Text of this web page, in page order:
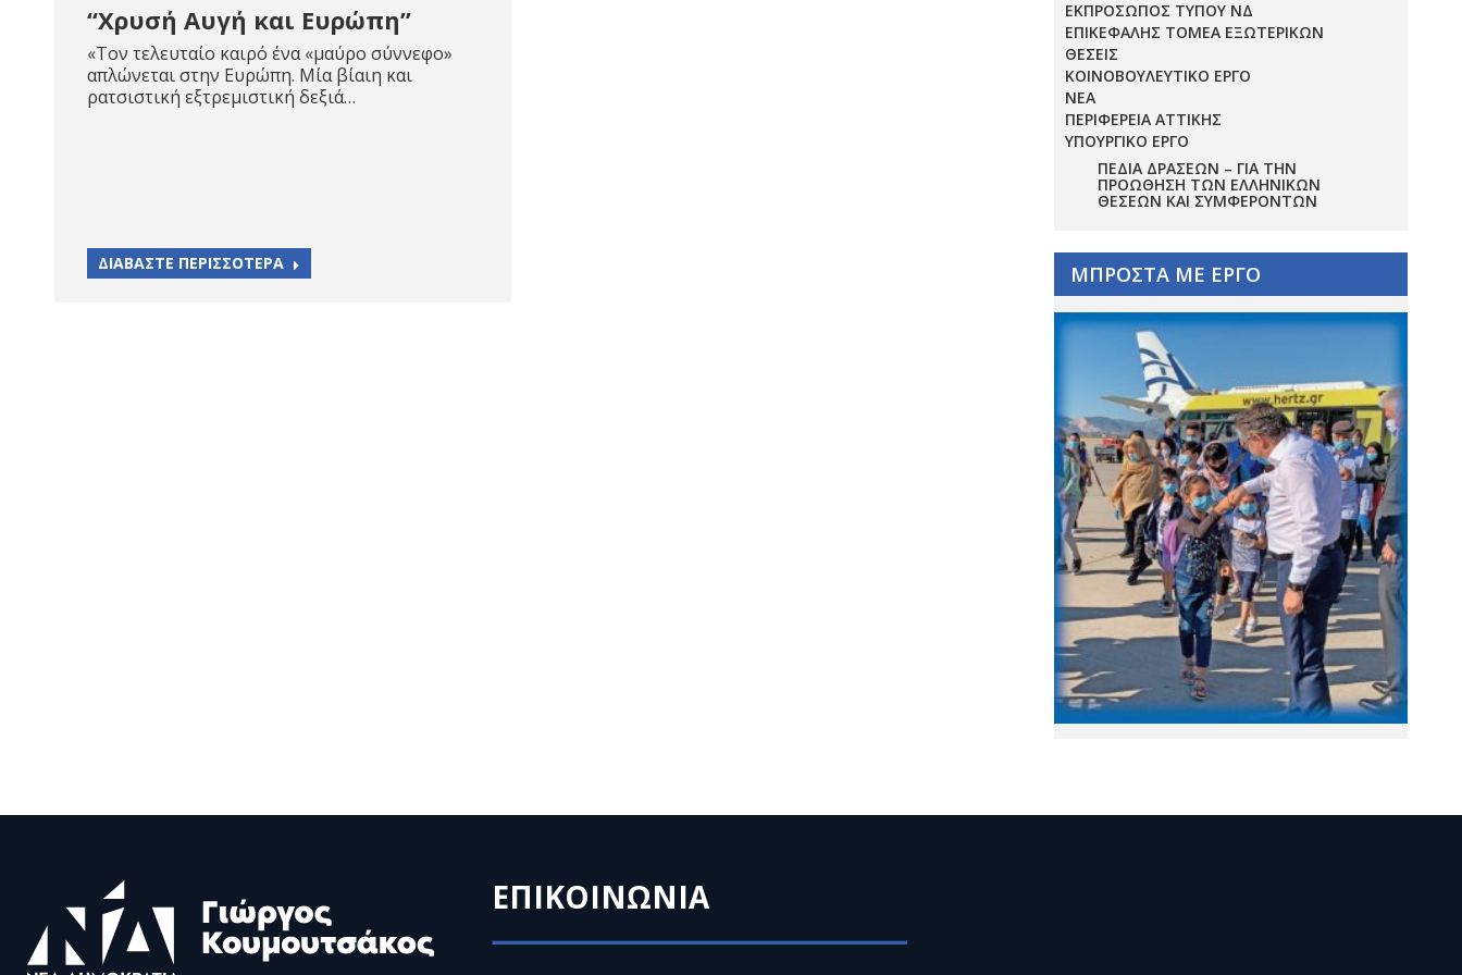
“Χρυσή Αυγή και Ευρώπη”
«Τον τελευταίο καιρό ένα «μαύρο σύννεφο»
απλώνεται στην Ευρώπη. Μία βίαιη και
ρατσιστική εξτρεμιστική δεξιά…
ΔΙΑΒΑΣΤΕ ΠΕΡΙΣΣΟΤΕΡΑ
ΕΚΠΡΟΣΩΠΟΣ ΤΥΠΟΥ ΝΔ
ΕΠΙΚΕΦΑΛΗΣ ΤΟΜΕΑ ΕΞΩΤΕΡΙΚΩΝ
ΘΕΣΕΙΣ
ΚΟΙΝΟΒΟΥΛΕΥΤΙΚΟ ΕΡΓΟ
ΝΕΑ
ΠΕΡΙΦΕΡΕΙΑ ΑΤΤΙΚΗΣ
ΥΠΟΥΡΓΙΚΟ ΕΡΓΟ
ΠΕΔΊΑ ΔΡΆΣΕΩΝ – ΓΙΑ ΤΗΝ
ΠΡΟΏΘΗΣΗ ΤΩΝ ΕΛΛΗΝΙΚΏΝ
ΘΈΣΕΩΝ ΚΑΙ ΣΥΜΦΕΡΌΝΤΩΝ
ΜΠΡΟΣΤΑ ΜΕ ΕΡΓΟ
ΕΠΙΚΟΙΝΩΝΙΑ